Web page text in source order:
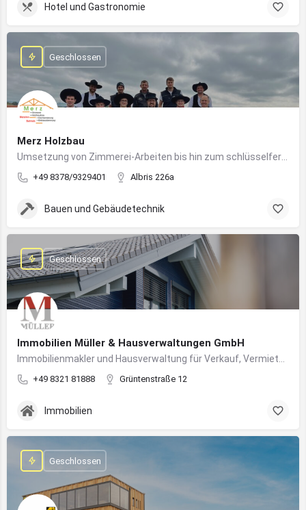
Hotel und Gastronomie
Merz Holzbau
+49 8378/9329401 Albris 226a
Geschlossen
Bauen und Gebäudetechnik
Immobilien Müller & Hausverwaltungen GmbH
+49 8321 81888 Grüntenstraße 12
Geschlossen
Immobilien
Geschlossen